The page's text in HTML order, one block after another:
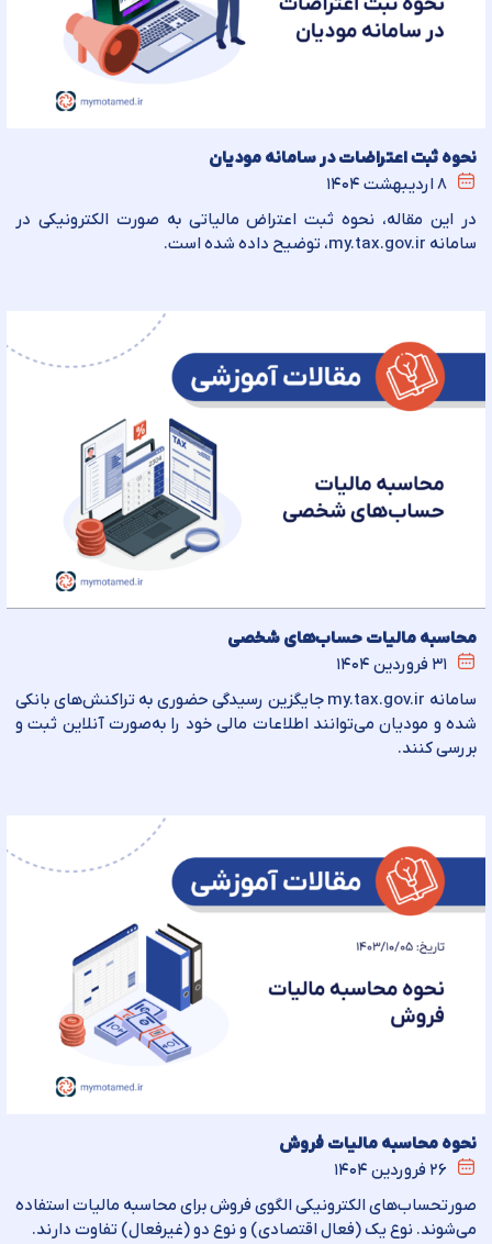
نحوه ثبت اعتراضات در سامانه مودیان
۸ اردیبهشت ۱۴۰۴
در این مقاله، نحوه ثبت اعتراض مالیاتی به صورت الکترونیکی در
سامانه my.tax.gov.ir، توضیح داده شده است.
محاسبه مالیات حساب‌های شخصی
۳۱ فروردین ۱۴۰۴
سامانه my.tax.gov.ir جایگزین رسیدگی حضوری به تراکنش‌های بانکی
شده و مودیان می‌توانند اطلاعات مالی خود را به‌صورت آنلاین ثبت و
بررسی کنند.
نحوه محاسبه مالیات فروش
۲۶ فروردین ۱۴۰۴
صورتحساب‌های الکترونیکی الگوی فروش برای محاسبه مالیات استفاده
می‌شوند. نوع یک (فعال اقتصادی) و نوع دو (غیرفعال) تفاوت دارند.